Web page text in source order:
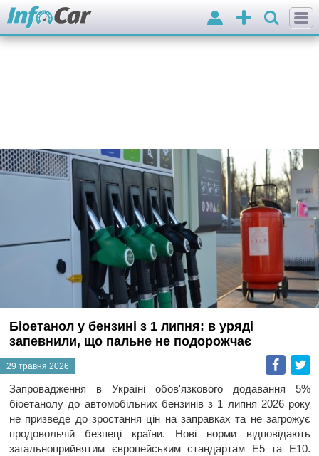
Додати
оголошення
Вхід
Біоетанол у бензині з 1 липня: в уряді
запевнили, що пальне не подорожчає
29 травня 2026
Запровадження в Україні обов'язкового додавання 5%
біоетанолу до автомобільних бензинів з 1 липня 2026 року
не призведе до зростання цін на заправках та не загрожує
продовольчій безпеці країни. Нові норми відповідають
загальноприйнятим європейським стандартам Е5 та Е10.